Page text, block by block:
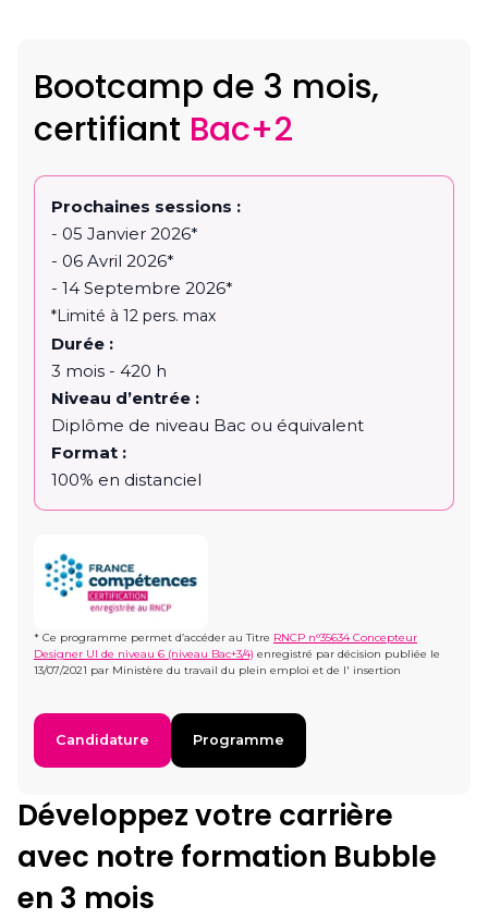
Développez votre carrière
avec notre formation Bubble
en 3 mois
Bootcamp de 3 mois,
certifiant Bac+2
Prochaines sessions :
- 05 Janvier 2026*
- 06 Avril 2026*
- 14 Septembre 2026*
*Limité à 12 pers. max
Durée :
3 mois - 420 h
Niveau d’entrée :
Diplôme de niveau Bac ou équivalent
Format :
100% en distanciel
* Ce programme permet d’accéder au Titre RNCP n°35634 Concepteur
Designer UI de niveau 6 (niveau Bac+3/4) enregistré par décision publiée le
13/07/2021 par Ministère du travail du plein emploi et de l' insertion
Candidature Programme